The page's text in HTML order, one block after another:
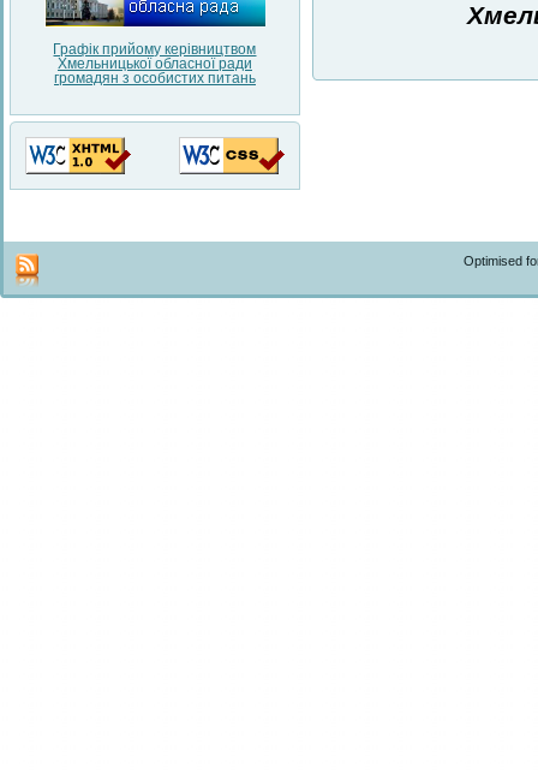
Графік прийому керівництвом
Хмельницької обласної ради
громадян з особистих питань
Optimised